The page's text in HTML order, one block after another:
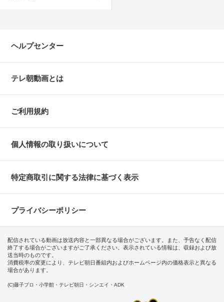
ヘルプセンター
テレ朝動画とは
ご利用規約
個人情報の取り扱いについて
特定商取引に関する法律に基づく表示
プライバシーポリシー
配信されている動画は放送内容と一部異なる場合がございます。また、予告なく配信
終了する場合がございますがご了承ください。表示されている情報は、収録および放
送当時のものです。
消費税率の変更により、テレビ朝日番組内およびホームページ内の価格表示と異なる
場合があります。
(C)藤子プロ・小学館・テレビ朝日・シンエイ・ADK